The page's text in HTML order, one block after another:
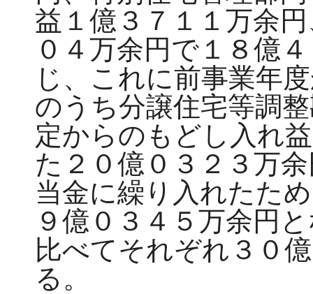
益１億３７１１万余
０４万余円で１８億
じ、これに前事業年
のうち分譲住宅等調
定からのもどし入れ
た２０億０３２３万
当金に繰り入れたた
９億０３４５万余円
比べてそれぞれ３０
る。